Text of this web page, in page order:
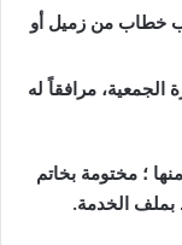
خطاب من زميل أو
الجمعية، مرافقاً له
؛ مختومة بخاتم
بملف الخدمة.